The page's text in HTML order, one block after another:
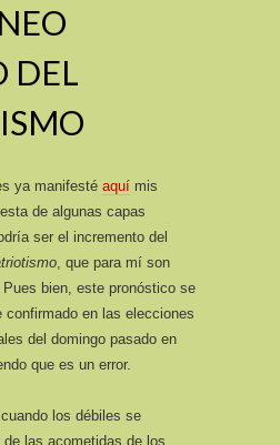
DEL
ya manifesté aquí mis
de algunas capas
ser el incremento del
, que para mí son
bien, este pronóstico se
confirmado en las elecciones
del domingo pasado en
que es un error.
los débiles se
las acometidas de los